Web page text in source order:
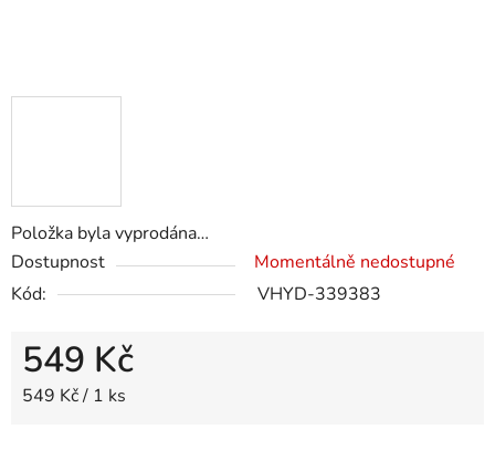
Položka byla vyprodána…
Dostupnost
Momentálně nedostupné
Kód:
VHYD-339383
549 Kč
Měrná cena:
549 Kč / 1 ks